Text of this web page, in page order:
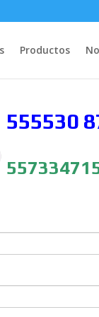
Productos
555530